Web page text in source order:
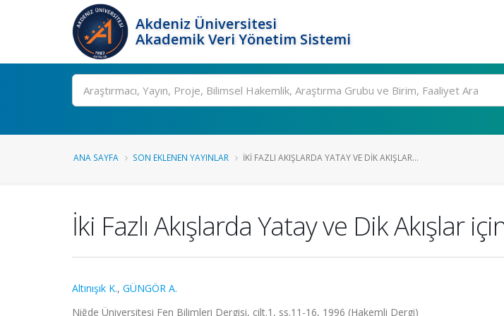
Akdeniz Üniversitesi
Akademik Veri Yönetim Sistemi
Ara
ANA SAYFA SON EKLENEN YAYINLAR İKI FAZLI AKIŞLARDA YATAY VE DIK AKIŞLAR...
İki Fazlı Akışlarda Yatay ve Dik Akışlar
Altınışık K., GÜNGÖR A.
Niğde Üniversitesi Fen Bilimleri Dergisi, cilt.1, ss.11-16, 1996 (Hakemli Dergi)